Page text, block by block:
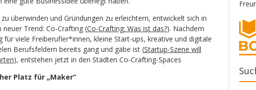
überwinden und Gründungen zu erleichtern, entwickelt sich in
neuer Trend: Co-Crafting (Co-Crafting: Was ist das?). Nachdem
für viele Freiberufler*innen, kleine Start-ups, kreative und digitale
Berufsfeldern bereits gang und gäbe ist (Startup-Szene will
), entstehen jetzt in den Städten Co-Crafting-Spaces
Platz für „Maker“